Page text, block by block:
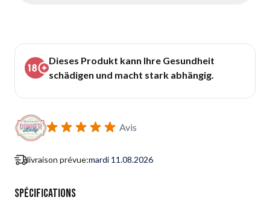
Dieses Produkt kann Ihre Gesundheit
schädigen und macht stark abhängig.
Avis
livraison prévue:mardi 11.08.2026
Spécifications